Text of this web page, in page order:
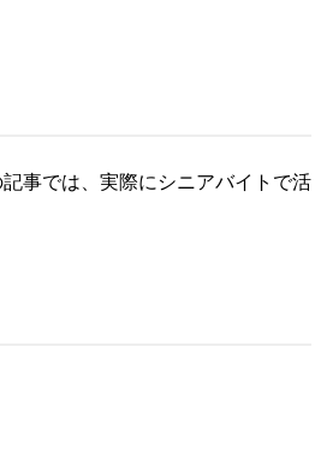
事では、実際にシニアバイトで活